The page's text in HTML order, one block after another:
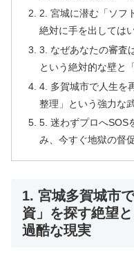
2. 宮城に潜む「ソフ
絶対に手を出しては
3. なぜあなたの審査
という絶対的な壁と
4. 多賀城市で人生を
整理」という強力な
5. 迷わずプロへSOS
み、今すぐ地獄の督
1. 宮城多賀城市
資」を探す絶望
過酷な現実